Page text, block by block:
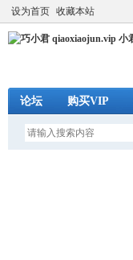
设为首页 收藏本站
论坛 购买VIP